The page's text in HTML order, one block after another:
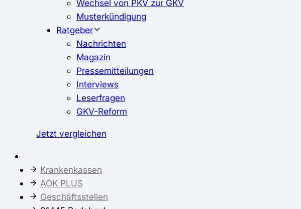
Wechsel von PKV zur GKV
Musterkündigung
Ratgeber
Nachrichten
Magazin
Pressemitteilungen
Interviews
Leserfragen
GKV-Reform
Jetzt vergleichen
Krankenkassen
AOK PLUS
Geschäftsstellen